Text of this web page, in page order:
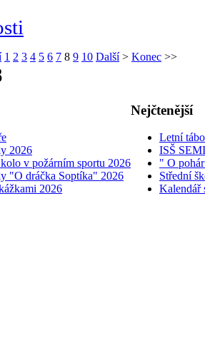
1 2 3 4 5 6 7 8 9 10 Další> Konec >>
2026
v požárním sportu 2026
"O dráčka Soptíka" 2026
2026
Nejčtenější
Letní
ISŠ
" O
Střední
Kalendář